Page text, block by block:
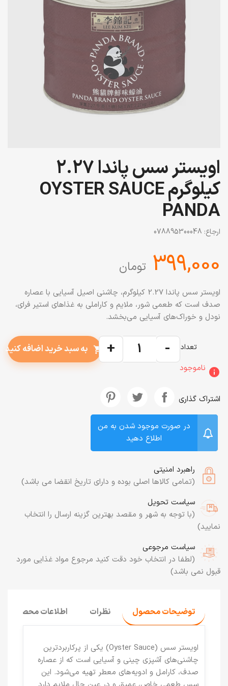
اویستر سس پاندا 2.27
کیلوگرم OYSTER SAUCE
PANDA
ارجاع: 078895300048
‎399,000 تومان
اویستر سس پاندا 2.27 کیلوگرم، چاشنی اصیل آسیایی با عصاره
صدف است که طعمی شور، ملایم و کاراملی به غذاهای استیر فرای،
نودل و خوراک‌های آسیایی می‌بخشد.
تعداد -
+
shopping_cart به سبد خرید اضافه کنید
info ناموجود
اشتراک گذاری
در صورت موجود شدن به من
اطلاع دهید
راهبرد امنیتی
(تمامی کالاها اصلی بوده و دارای تاریخ انقضا می باشد)
سیاست تحویل
(با توجه به شهر و مقصد بهترین گزینه ارسال را انتخاب
نمایید)
سیاست مرجوعی
(لطفا در انتخاب خود دقت کنید مرجوع مواد غذایی مورد
قبول نمی باشد)
توضیحات محصول نظرات اطلاعات محصول
اویستر سس (Oyster Sauce)
یکی از پرکاربردترین
چاشنی‌های آشپزی چینی و آسیایی است که از عصاره
صدف، کارامل و ادویه‌های معطر تهیه می‌شود. این